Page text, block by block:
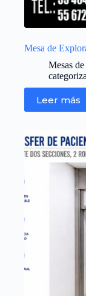
Mesa de
Mesas
Leer más